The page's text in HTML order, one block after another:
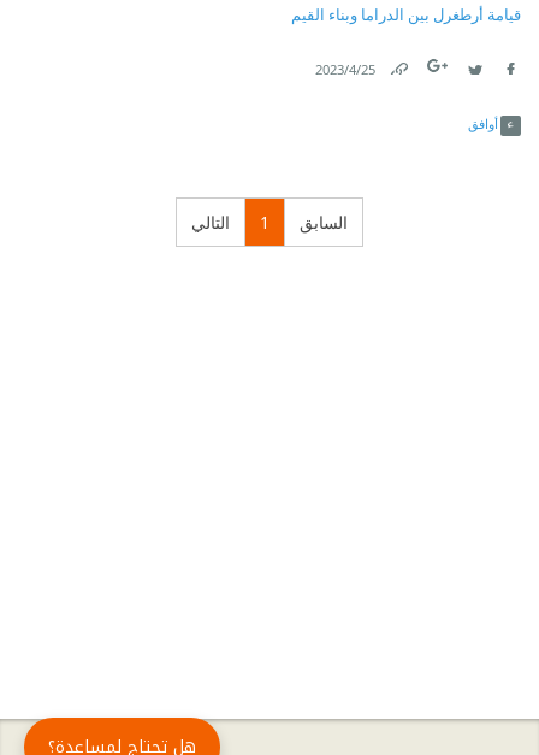
قيامة أرطغرل بين الدراما وبناء القيم
25‏/4‏/2023
أوافق
السابق 1 التالي
هل تحتاج لمساعدة؟